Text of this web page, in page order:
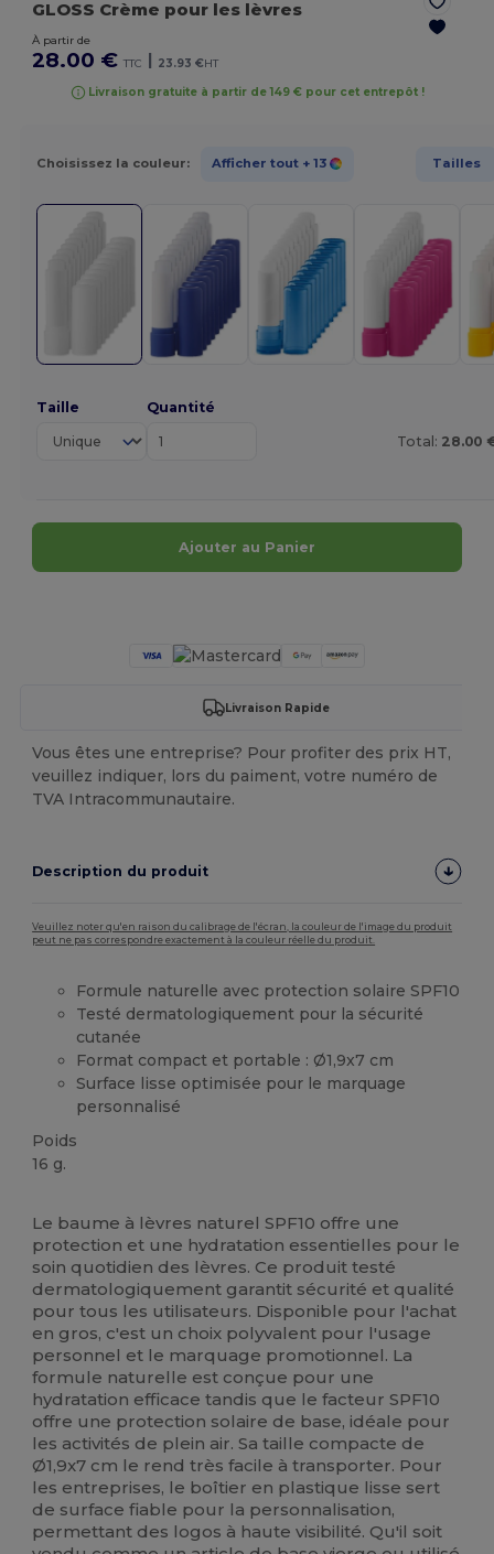
GLOSS Crème pour les lèvres
À partir de
28.00 € TTC | 23.93 €HT
Livraison gratuite à partir de 149 € pour cet entrepôt !
Choisissez la couleur: Afficher tout + 13 Tailles
Taille Quantité
Total: 28.00
Ajouter au Panier
Livraison Rapide
Vous êtes une entreprise? Pour profiter des prix HT,
veuillez indiquer, lors du paiment, votre numéro de
TVA Intracommunautaire.
Description du produit
Veuillez noter qu'en raison du calibrage de l'écran, la couleur de l'image du produit
peut ne pas correspondre exactement à la couleur réelle du produit.
Formule naturelle avec protection solaire SPF10
Testé dermatologiquement pour la sécurité
cutanée
Format compact et portable : Ø1,9x7 cm
Surface lisse optimisée pour le marquage
personnalisé
Poids
16 g.
Le baume à lèvres naturel SPF10 offre une
protection et une hydratation essentielles pour le
soin quotidien des lèvres. Ce produit testé
dermatologiquement garantit sécurité et qualité
pour tous les utilisateurs. Disponible pour l'achat
en gros, c'est un choix polyvalent pour l'usage
personnel et le marquage promotionnel. La
formule naturelle est conçue pour une
hydratation efficace tandis que le facteur SPF10
offre une protection solaire de base, idéale pour
les activités de plein air. Sa taille compacte de
Ø1,9x7 cm le rend très facile à transporter. Pour
les entreprises, le boîtier en plastique lisse sert
de surface fiable pour la personnalisation,
permettant des logos à haute visibilité. Qu'il soit